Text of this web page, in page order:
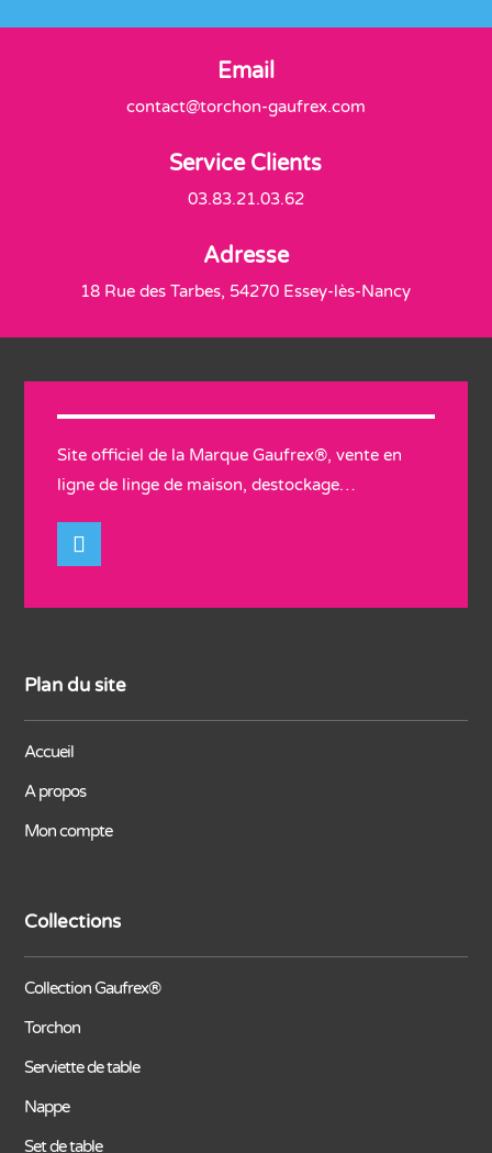
Email
contact@torchon-gaufrex.com
Service Clients
03.83.21.03.62
Adresse
18 Rue des Tarbes, 54270 Essey-lès-Nancy
Site officiel de la Marque Gaufrex®, vente en
ligne de linge de maison, destockage…
Plan du site
Accueil
A propos
Mon compte
Collections
Collection Gaufrex®
Torchon
Serviette de table
Nappe
Set de table